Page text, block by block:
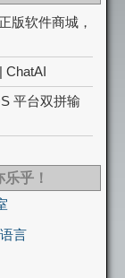
版软件商城，
ChatAI
平台双拼输
乎！
言